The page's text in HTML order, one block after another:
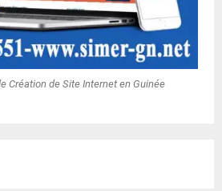
Création de Site Internet en Guinée